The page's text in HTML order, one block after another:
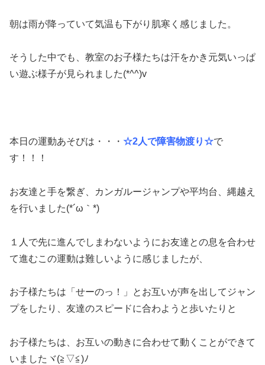
朝は雨が降っていて気温も下がり肌寒く感じました。
そうした中でも、教室のお子様たちは汗をかき元気いっぱ
い遊ぶ様子が見られました(*^^)v
本日の運動あそびは・・・ ☆2人で障害物渡り☆で
す！！！
お友達と手を繋ぎ、カンガルージャンプや平均台、縄越え
を行いました(*´ω｀*)
１人で先に進んでしまわないようにお友達との息を合わせ
て進むこの運動は難しいように感じましたが、
お子様たちは「せーのっ！」とお互いが声を出してジャン
プをしたり、友達のスピードに合わようと歩いたりと
お子様たちは、お互いの動きに合わせて動くことができて
いましたヾ(≧▽≦)ﾉ